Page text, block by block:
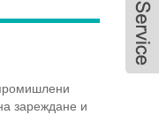
зареждане и